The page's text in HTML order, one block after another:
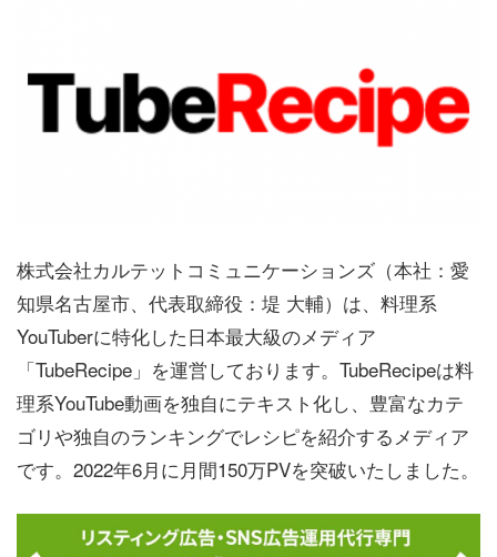
株式会社カルテットコミュニケーションズ（本社：愛
知県名古屋市、代表取締役：堤 大輔）は、料理系
YouTuberに特化した日本最大級のメディア
「TubeRecipe」を運営しております。TubeRecipeは料
理系YouTube動画を独自にテキスト化し、豊富なカテ
ゴリや独自のランキングでレシピを紹介するメディア
です。2022年6月に月間150万PVを突破いたしました。